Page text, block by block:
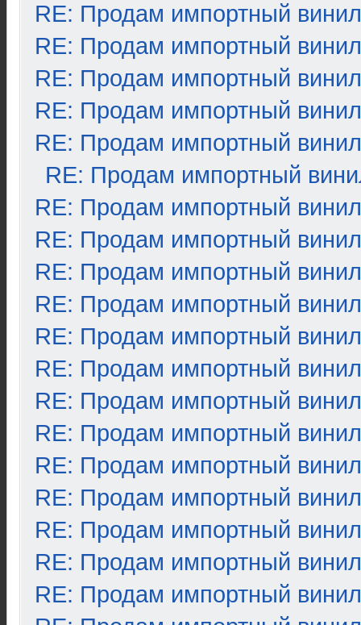
RE: Продам импортный винил
RE: Продам импортный винил
RE: Продам импортный винил
RE: Продам импортный винил
RE: Продам импортный винил
RE: Продам импортный
RE: Продам импортный винил
RE: Продам импортный винил
RE: Продам импортный винил
RE: Продам импортный винил
RE: Продам импортный винил
RE: Продам импортный винил
RE: Продам импортный винил
RE: Продам импортный винил
RE: Продам импортный винил
RE: Продам импортный винил
RE: Продам импортный винил
RE: Продам импортный винил
RE: Продам импортный винил